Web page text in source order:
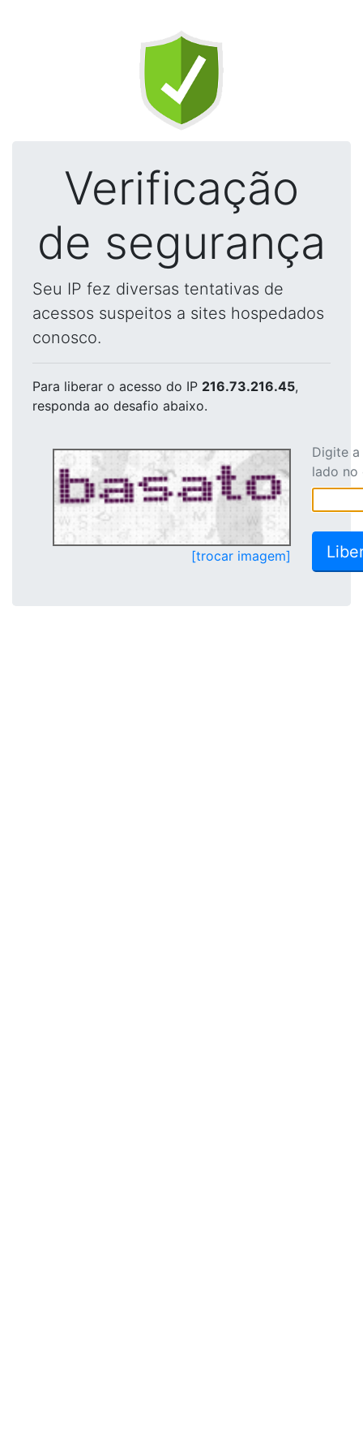
Verificação
de segurança
Seu IP fez diversas tentativas de
acessos suspeitos a sites hospedados
conosco.
Para liberar o acesso do IP 216.73.216.45,
responda ao desafio abaixo.
[trocar imagem]
Digite
lado no